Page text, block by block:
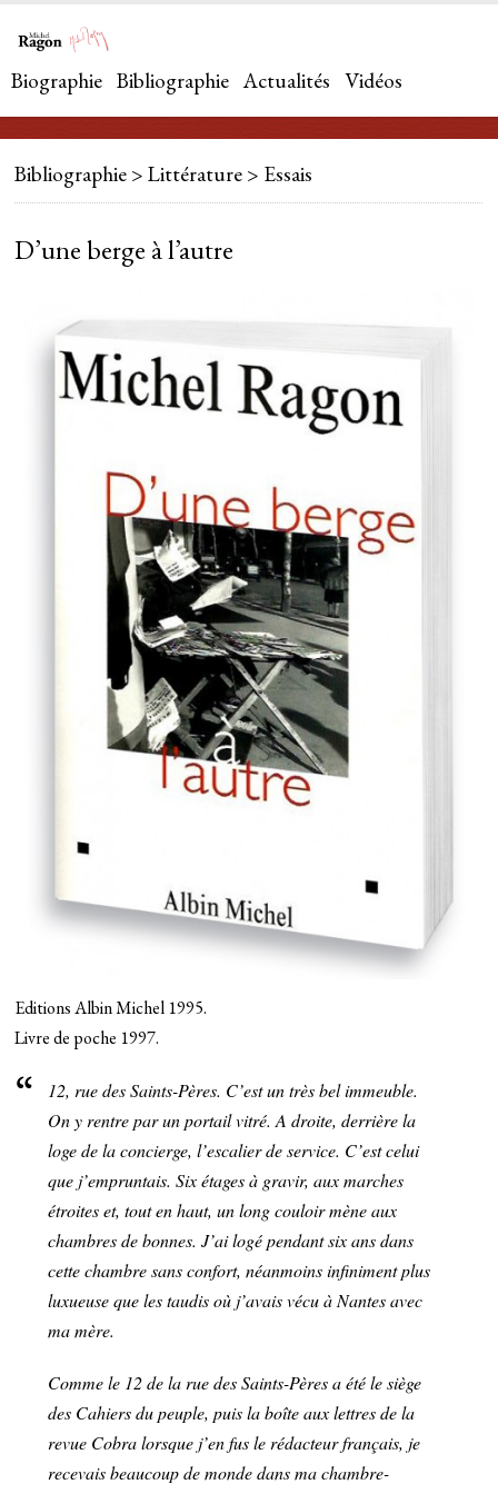
Biographie Bibliographie Actualités Vidéos
Bibliographie > Littérature > Essais
D’une berge à l’autre
Editions Albin Michel 1995.
Livre de poche 1997.
12, rue des Saints-Pères. C’est un très bel immeuble.
On y rentre par un portail vitré. A droite, derrière la
loge de la concierge, l’escalier de service. C’est celui
que j’empruntais. Six étages à gravir, aux marches
étroites et, tout en haut, un long couloir mène aux
chambres de bonnes. J’ai logé pendant six ans dans
cette chambre sans confort, néanmoins infiniment plus
luxueuse que les taudis où j’avais vécu à Nantes avec
ma mère.
Comme le 12 de la rue des Saints-Pères a été le siège
des Cahiers du peuple, puis la boîte aux lettres de la
revue Cobra lorsque j’en fus le rédacteur français, je
recevais beaucoup de monde dans ma chambre-